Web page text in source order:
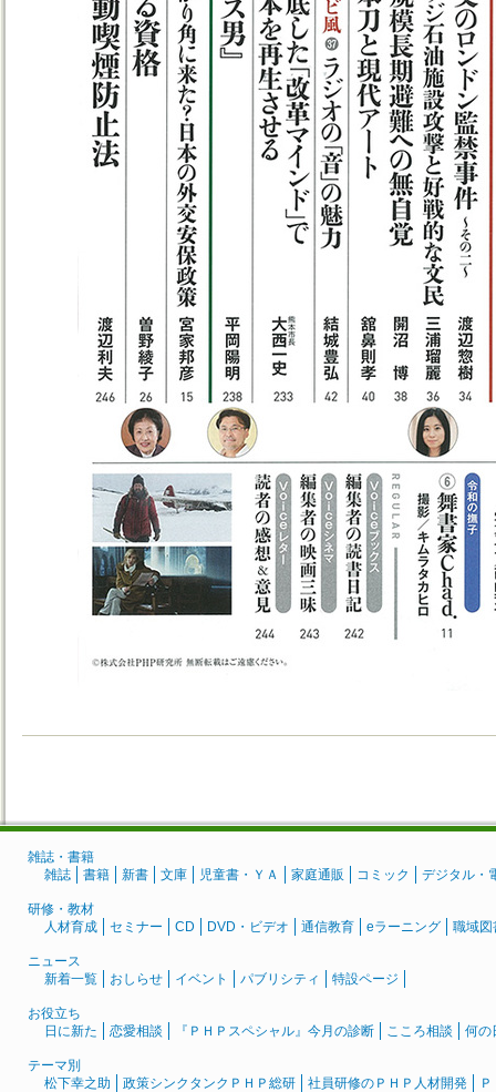
雑誌・書籍
雑誌
書籍 新書 文庫 児童書・ＹＡ 家庭通販 コミック デジタル・
研修・教材
人材育成
セミナー CD DVD・ビデオ 通信教育 eラーニング 職域図
ニュース
新着一覧
おしらせ イベント パブリシティ 特設ページ
お役立ち
日に新た
恋愛相談 『ＰＨＰスペシャル』今月の診断 こころ相談 何の
テーマ別
松下幸之助
政策シンクタンクＰＨＰ総研 社員研修のＰＨＰ人材開発